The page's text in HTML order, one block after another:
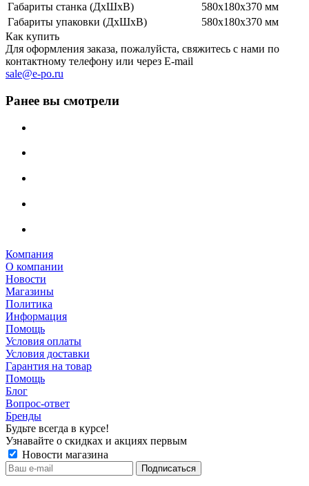
Габариты станка (ДхШхВ)
580х180х370 мм
Габариты упаковки (ДхШхВ)
580х180х370 мм
Как купить
Для оформления заказа, пожалуйста, свяжитесь с нами по
контактному телефону или через E-mail
sale@e-po.ru
Ранее вы смотрели
Компания
О компании
Новости
Магазины
Политика
Информация
Помощь
Условия оплаты
Условия доставки
Гарантия на товар
Помощь
Блог
Вопрос-ответ
Бренды
Будьте всегда в курсе!
Узнавайте о скидках и акциях первым
Новости магазина